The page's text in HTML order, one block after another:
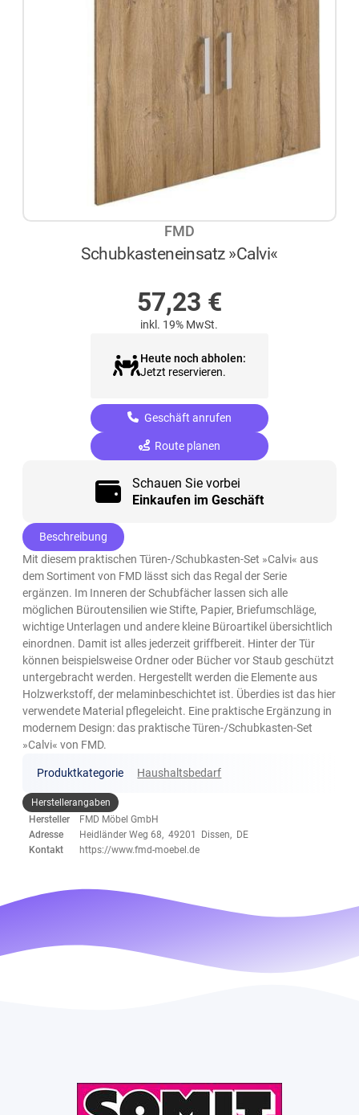
FMD
Schubkasteneinsatz »Calvi«
57,23 €
inkl. 19% MwSt.
Heute noch abholen:
Jetzt reservieren.
Geschäft anrufen
Route planen
Schauen Sie vorbei
Einkaufen im Geschäft
Beschreibung
Mit diesem praktischen Türen-/Schubkasten-Set »Calvi« aus
dem Sortiment von FMD lässt sich das Regal der Serie
ergänzen. Im Inneren der Schubfächer lassen sich alle
möglichen Büroutensilien wie Stifte, Papier, Briefumschläge,
wichtige Unterlagen und andere kleine Büroartikel übersichtlich
einordnen. Damit ist alles jederzeit griffbereit. Hinter der Tür
können beispielsweise Ordner oder Bücher vor Staub geschützt
untergebracht werden. Hergestellt werden die Elemente aus
Holzwerkstoff, der melaminbeschichtet ist. Überdies ist das hier
verwendete Material pflegeleicht. Eine praktische Ergänzung in
modernem Design: das praktische Türen-/Schubkasten-Set
»Calvi« von FMD.
Produktkategorie Haushaltsbedarf
Herstellerangaben
Hersteller
FMD Möbel GmbH
Adresse
Heidländer Weg 68, 49201 Dissen, DE
Kontakt
https://www.fmd-moebel.de